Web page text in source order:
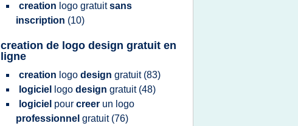
creation logo gratuitsans
inscription (10)
creation de logo design gratuit en
ligne
creation logo design gratuit (83)
logiciel
logo design gratuit (48)
logiciel pour creer un logo
professionnel gratuit (76)